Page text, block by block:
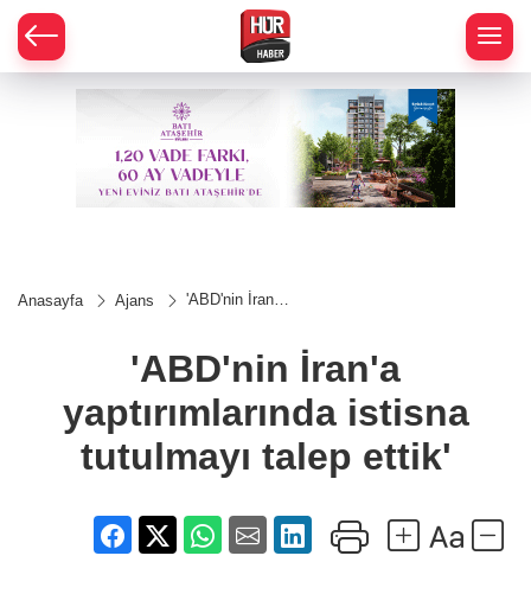
Anasayfa Ajans
'ABD'nin İran'a
tutulmayı talep
ettik'
'ABD'nin İran'a
yaptırımlarında istisna
tutulmayı talep ettik'